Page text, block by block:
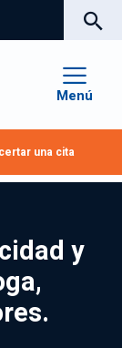
Menú
una cita
y